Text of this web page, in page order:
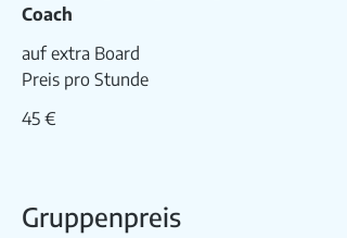
Coach
auf extra Board
Preis pro Stunde
45 €
Gruppenpreis